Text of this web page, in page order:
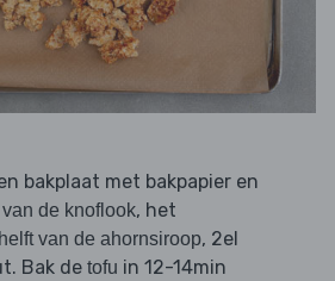
bakplaat met bakpapier en
van de knoflook, het
helft van de ahornsiroop, 2el
Bak de tofu in 12-14min